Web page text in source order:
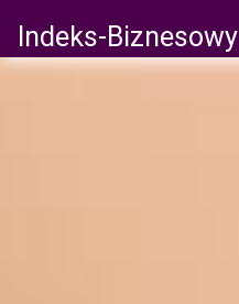
Indeks-Biznesowy